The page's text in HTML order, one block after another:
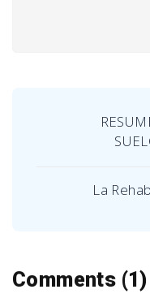
La
Comments (1)